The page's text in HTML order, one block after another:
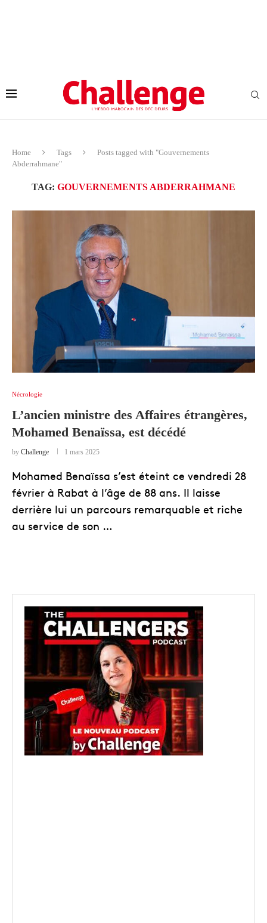
Home Tags
Posts tagged with "Gouvernements
Abderrahmane"
TAG: GOUVERNEMENTS ABDERRAHMANE
Nécrologie
L’ancien ministre des Affaires étrangères,
Mohamed Benaïssa, est décédé
by Challenge 1 mars 2025
Mohamed Benaïssa s’est éteint ce vendredi 28
février à Rabat à l’âge de 88 ans. Il laisse
derrière lui un parcours remarquable et riche
au service de son …